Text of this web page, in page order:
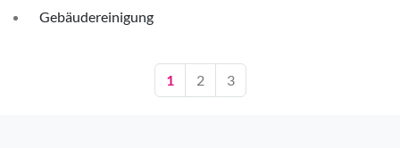
Gebäudereinigung
1 2 3